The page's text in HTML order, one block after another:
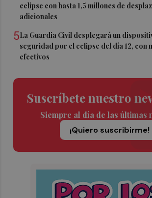
eclipse con hasta 1,5 millones de
adicionales
5La Guardia Civil desplegará un
seguridad por el eclipse del día 12, con
efectivos
Suscríbete nuestro
Siempre al día de las últimas
¡Quiero suscribirme!